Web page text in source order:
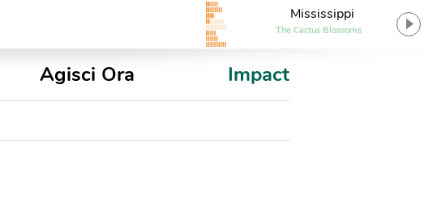
Mississippi
The Cactus Blossoms
Agisci Ora Impact